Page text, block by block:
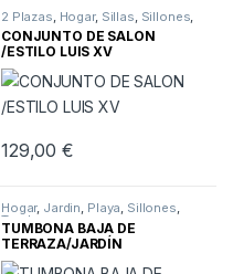
2 Plazas Hogar, Sillas Sillones
Sofas , Vintage
CONJUNTO DE SALON
/ESTILO LUIS XV
129,00€
Hogar, Jardin, Playa, Sillones,
Tumbonas
TUMBONA BAJA DE
TERRAZA/JARDÍN